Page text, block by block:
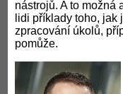
nástrojů. A to možná
lidi příklady toho,
zpracování úkolů,
pomůže.